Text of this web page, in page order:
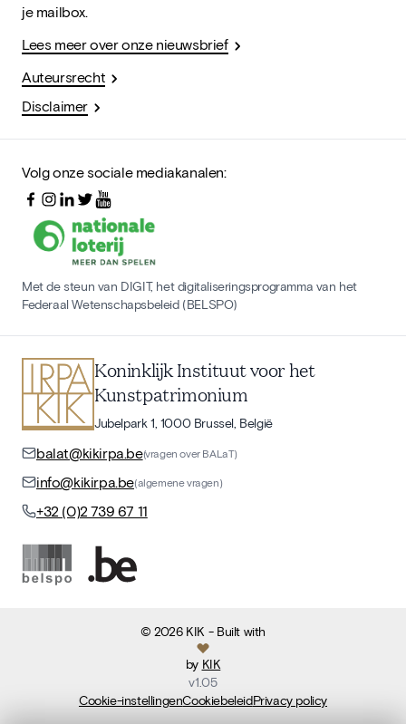
je mailbox.
Lees meer over onze nieuwsbrief
Auteursrecht
Disclaimer
Volg onze sociale mediakanalen:
Met de steun van DIGIT, het digitaliseringsprogramma van het
Federaal Wetenschapsbeleid (BELSPO)
Koninklijk Instituut voor het
Kunstpatrimonium
Jubelpark 1, 1000 Brussel, België
balat@kikirpa.be(vragen over BALaT)
info@kikirpa.be(algemene vragen)
+32 (0)2 739 67 11
©2026 KIK - Built with
by KIK
v1.05
Cookie-instellingenCookiebeleidPrivacy policy